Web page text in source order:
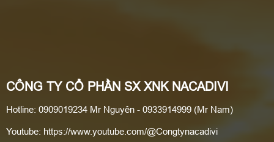
CÔNG TY CỔ PHẦN SX XNK NACADIVI
Hotline: 0909019234 Mr Nguyên - 0933914999 (Mr Nam)
Youtube: https://www.youtube.com/@Congtynacadivi